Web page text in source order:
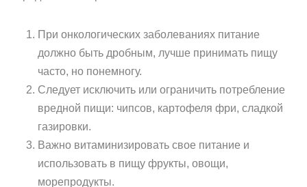
При онкологических заболеваниях питание
должно быть дробным, лучше принимать пищу
часто, но понемногу.
Следует исключить или ограничить потребление
вредной пищи: чипсов, картофеля фри, сладкой
газировки.
Важно витаминизировать свое питание и
использовать в пищу фрукты, овощи,
морепродукты.